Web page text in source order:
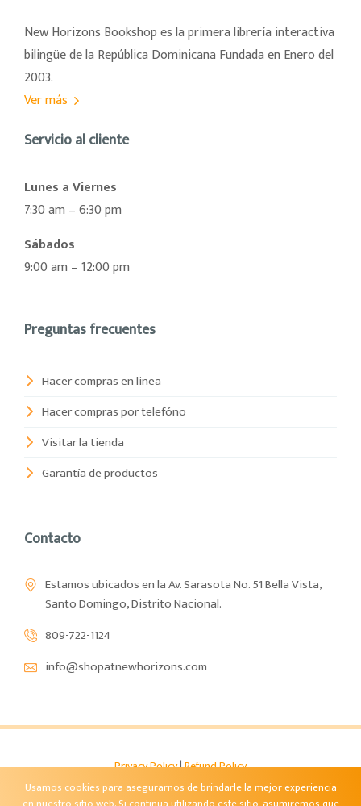
New Horizons Bookshop es la primera librería interactiva
bilingüe de la República Dominicana Fundada en Enero del
2003.
Ver más
Servicio al cliente
Lunes a Viernes
7:30 am – 6:30 pm
Sábados
9:00 am – 12:00 pm
Preguntas frecuentes
Hacer compras en linea
Hacer compras por telefóno
Visitar la tienda
Garantía de productos
Contacto
Estamos ubicados en la Av. Sarasota No. 51 Bella Vista,
Santo Domingo, Distrito Nacional.
809-722-1124
info@shopatnewhorizons.com
Privacy Policy|Refund Policy
Shop at Newhorizons – GCNH- Copyright © 2026
Usamos cookies para asegurarnos de brindarle la mejor experiencia